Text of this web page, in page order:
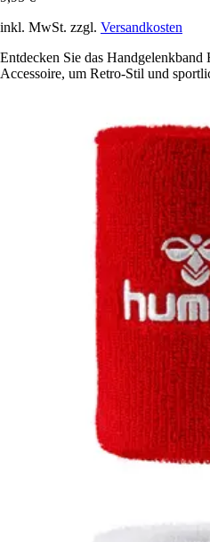
inkl. MwSt. zzgl. Versandkosten
Entdecken Sie das
Accessoire, um Retro-Stil und